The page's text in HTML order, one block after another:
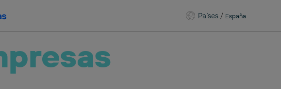
Países / España